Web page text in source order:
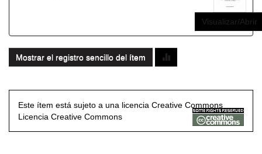
Visualizar/Abrir
Mostrar el registro sencillo del ítem
Este ítem está sujeto a una licencia Creative Commons
Licencia Creative Commons